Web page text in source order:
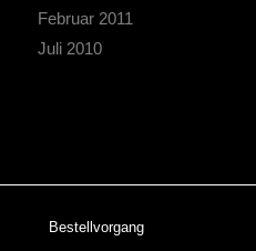
Februar 2011
Juli 2010
Bestellvorgang